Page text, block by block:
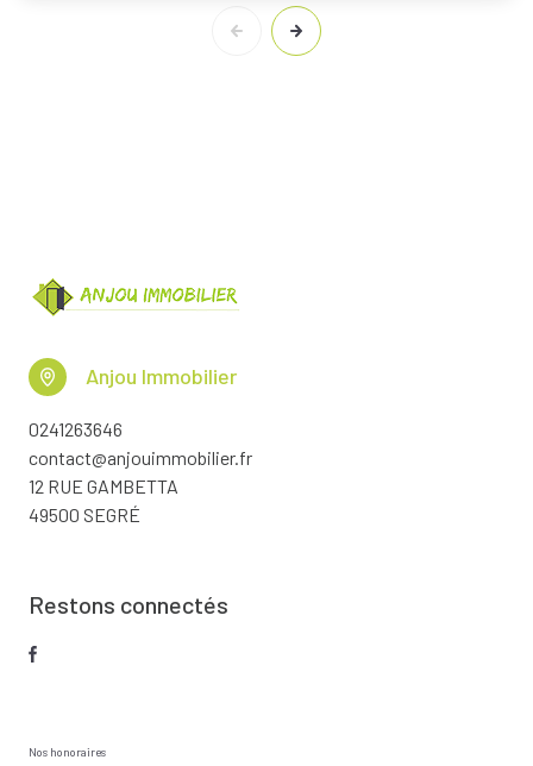
Anjou Immobilier
0241263646
contact@anjouimmobilier.fr
12 RUE GAMBETTA
49500 SEGRÉ
Restons connectés
Nos honoraires